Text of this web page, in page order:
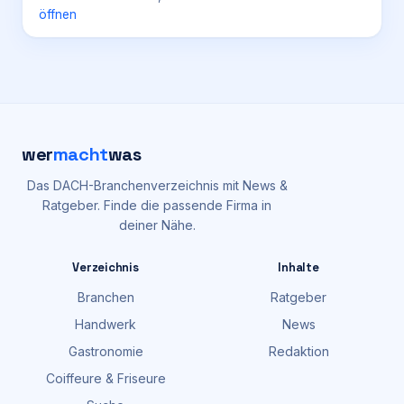
öffnen
wermachtwas
Das DACH-Branchenverzeichnis mit News &
Ratgeber. Finde die passende Firma in
deiner Nähe.
Verzeichnis
Branchen
Handwerk
Gastronomie
Coiffeure & Friseure
Inhalte
Ratgeber
News
Redaktion